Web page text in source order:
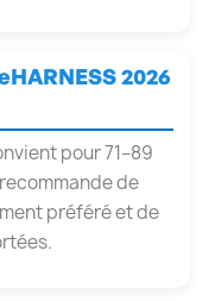
2026
pour 71–89
de
préféré et de